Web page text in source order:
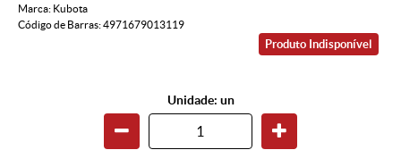
Marca: Kubota
Código de Barras:4971679013119
Produto Indisponível
Unidade: un